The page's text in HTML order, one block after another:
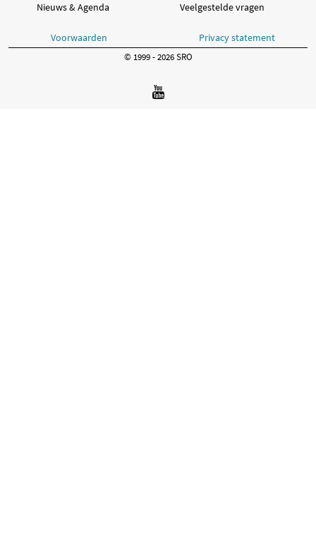
Nieuws & Agenda Veelgestelde vragen
Voorwaarden Privacy statement
© 1999 - 2026 SRO